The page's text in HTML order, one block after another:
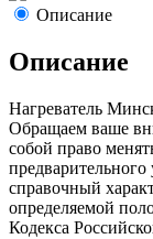
Описание
Описание
Нагреватель
Обращаем ваше
собой право
справочный
определяемой
Кодекса